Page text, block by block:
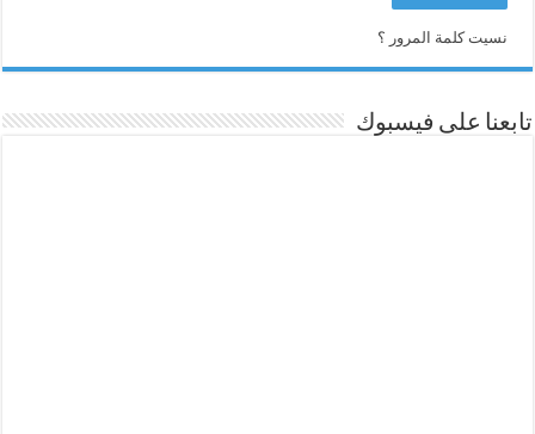
نسيت كلمة المرور ؟
تابعنا على فيسبوك